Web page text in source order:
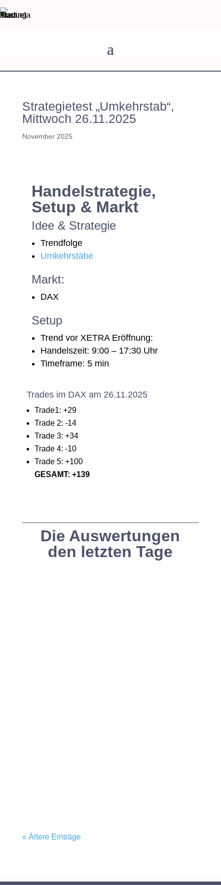
Strategietest „Umkehrstab“,
Mittwoch 26.11.2025
November 2025
Handelstrategie,
Setup & Markt
Idee & Strategie
Trendfolge
Umkehrstäbe
Markt:
DAX
Setup
Trend vor XETRA Eröffnung:
Handelszeit: 9:00 – 17:30 Uhr
Timeframe: 5 min
Trades im DAX am 26.11.2025
Trade1: +29
Trade 2: -14
Trade 3: +34
Trade 4: -10
Trade 5: +100
GESAMT: +139
Die Auswertungen
den letzten Tage
« Ältere Einträge